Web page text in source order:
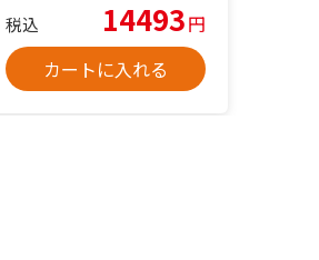
税込 14493円
カートに入れる